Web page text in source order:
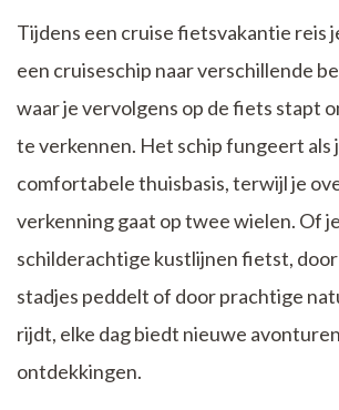
Tijdens een cruise fietsvakantie reis
een cruiseschip naar verschillende
waar je vervolgens op de fiets stapt
te verkennen. Het schip fungeert als
comfortabele thuisbasis, terwijl je
verkenning gaat op twee wielen. Of
schilderachtige kustlijnen fietst,
stadjes peddelt of door prachtige
rijdt, elke dag biedt nieuwe
ontdekkingen.